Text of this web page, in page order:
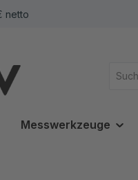
springen
netto
Messwerkzeuge